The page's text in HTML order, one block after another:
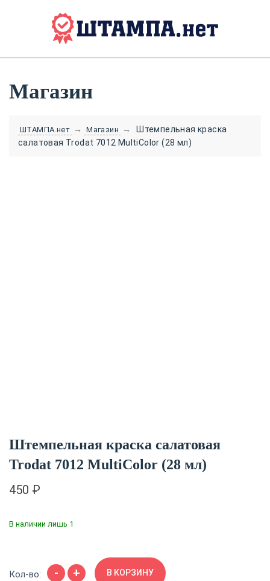
Магазин
ШТАМПА.нет → Магазин →
Штемпельная краска
салатовая Trodat 7012 MultiColor (28 мл)
Штемпельная краска салатовая
Trodat 7012 MultiColor (28 мл)
450 ₽
В наличии лишь 1
Кол-во: -
Количество
товара
+ В КОРЗИНУ